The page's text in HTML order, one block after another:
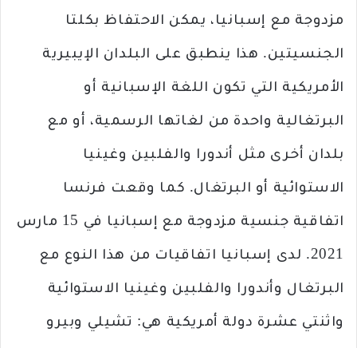
مزدوجة مع إسبانيا، يمكن الاحتفاظ بكلتا
الجنسيتين. هذا ينطبق على البلدان الإيبيرية
الأمريكية التي تكون اللغة الإسبانية أو
البرتغالية واحدة من لغاتها الرسمية، أو مع
بلدان أخرى مثل أندورا والفلبين وغينيا
الاستوائية أو البرتغال. كما وقعت فرنسا
اتفاقية جنسية مزدوجة مع إسبانيا في 15 مارس
2021. لدى إسبانيا اتفاقيات من هذا النوع مع
البرتغال وأندورا والفلبين وغينيا الاستوائية
واثنتي عشرة دولة أمريكية هي: تشيلي وبيرو